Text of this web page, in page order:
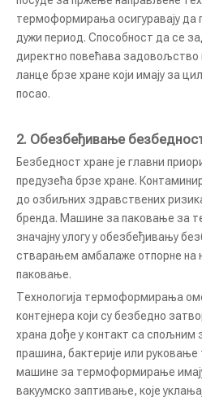
термоформирања осигуравају да
дужи период. Способност да се
директно повећава задовољство
ланце брзе хране који имају за
посао.
2. Обезбеђивање
Безбедност хране је главни
предузећа брзе хране.
до озбиљних здравствених
бренда. Машине за паковање за
значајну улогу у обезбеђивању
стварањем амбалаже отпорне на
паковање.
Технологија термоформирања
контејнера који су безбедно
храна дође у контакт са спољним
прашина, бактерије или
машине за термоформирање
вакуумско заптивање, које